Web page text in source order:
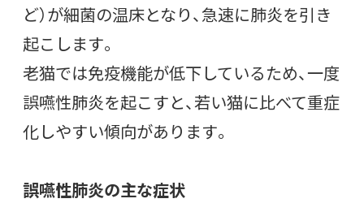
ど）が細菌の温床となり、急速に肺炎を引き
起こします。
老猫では免疫機能が低下しているため、一度
誤嚥性肺炎を起こすと、若い猫に比べて重症
化しやすい傾向があります。
誤嚥性肺炎の主な症状